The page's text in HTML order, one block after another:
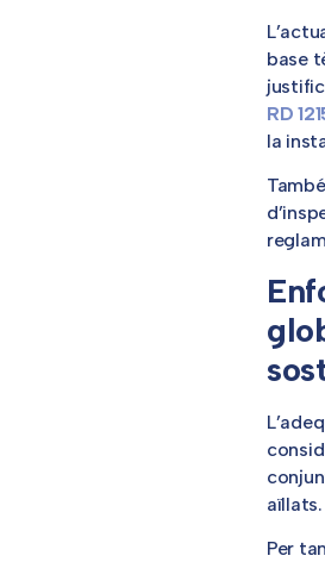
base
RD
la
aïllats.
Per